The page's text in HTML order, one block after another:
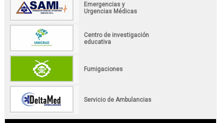
Emergencias y
Urgencias Médicas
Centro de investigación
educativa
Fumigaciones
Servicio de Ambulancias